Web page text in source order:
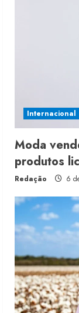
Internacional
Moda
produtos
Redação 6